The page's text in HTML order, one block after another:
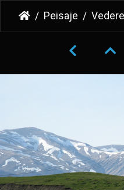
Peisaje Vedere spre